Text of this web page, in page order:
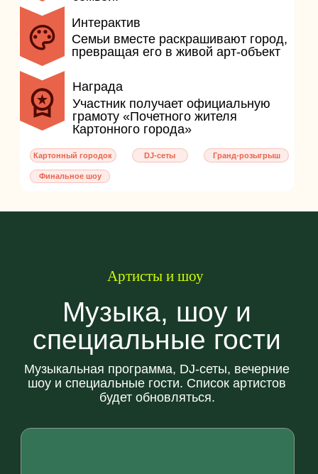
Партнерам
Фестиваль Графской Поляны 2026 — это
масштабное событие, объединяющее
музыку, гастрономию и активный отдых.
Мы открыты к сотрудничеству с
брендами, компаниями и локальными
партнёрами.
Участие в фестивале — это:
прямой контакт с широкой аудиторией
гостей
повышение узнаваемости бренда
развлекательную программу
информационных материалах
Написать нам
Как добраться
Маршрут к нам
подростков: сцена, квесты, арт-объекты,